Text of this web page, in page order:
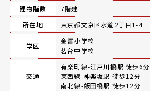
建物階数
7階建
所在地
東京都文京区水道2丁目1-4
学区
金富小学校
茗台中学校
交通
有楽町線-江戸川橋駅 徒歩6分
東西線-神楽坂駅 徒歩12分
南北線-飯田橋駅 徒歩12分